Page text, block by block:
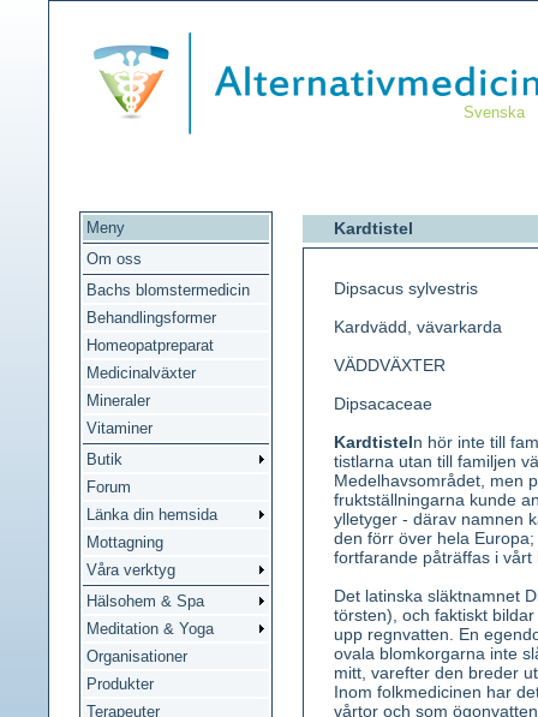
Svenska
Meny
Om oss
Bachs blomstermedicin
Behandlingsformer
Homeopatpreparat
Medicinalväxter
Mineraler
Vitaminer
Butik
Forum
Länka din hemsida
Mottagning
Våra verktyg
Hälsohem & Spa
Meditation & Yoga
Organisationer
Produkter
Terapeuter
Kardtistel
Dipsacus sylvestris
Kardvädd, vävarkarda
VÄDDVÄXTER
Dipsacaceae
Kardtisteln hör inte till
tistlarna utan till familjen
Medelhavsområdet, men
fruktställningarna kunde
ylletyger - därav namnen
den förr över hela
fortfarande påträffas i vårt
Det latinska släktnamnet
törsten), och faktiskt
upp regnvatten. En
ovala blomkorgarna inte
mitt, varefter den breder
Inom folkmedicinen har
vårtor och som